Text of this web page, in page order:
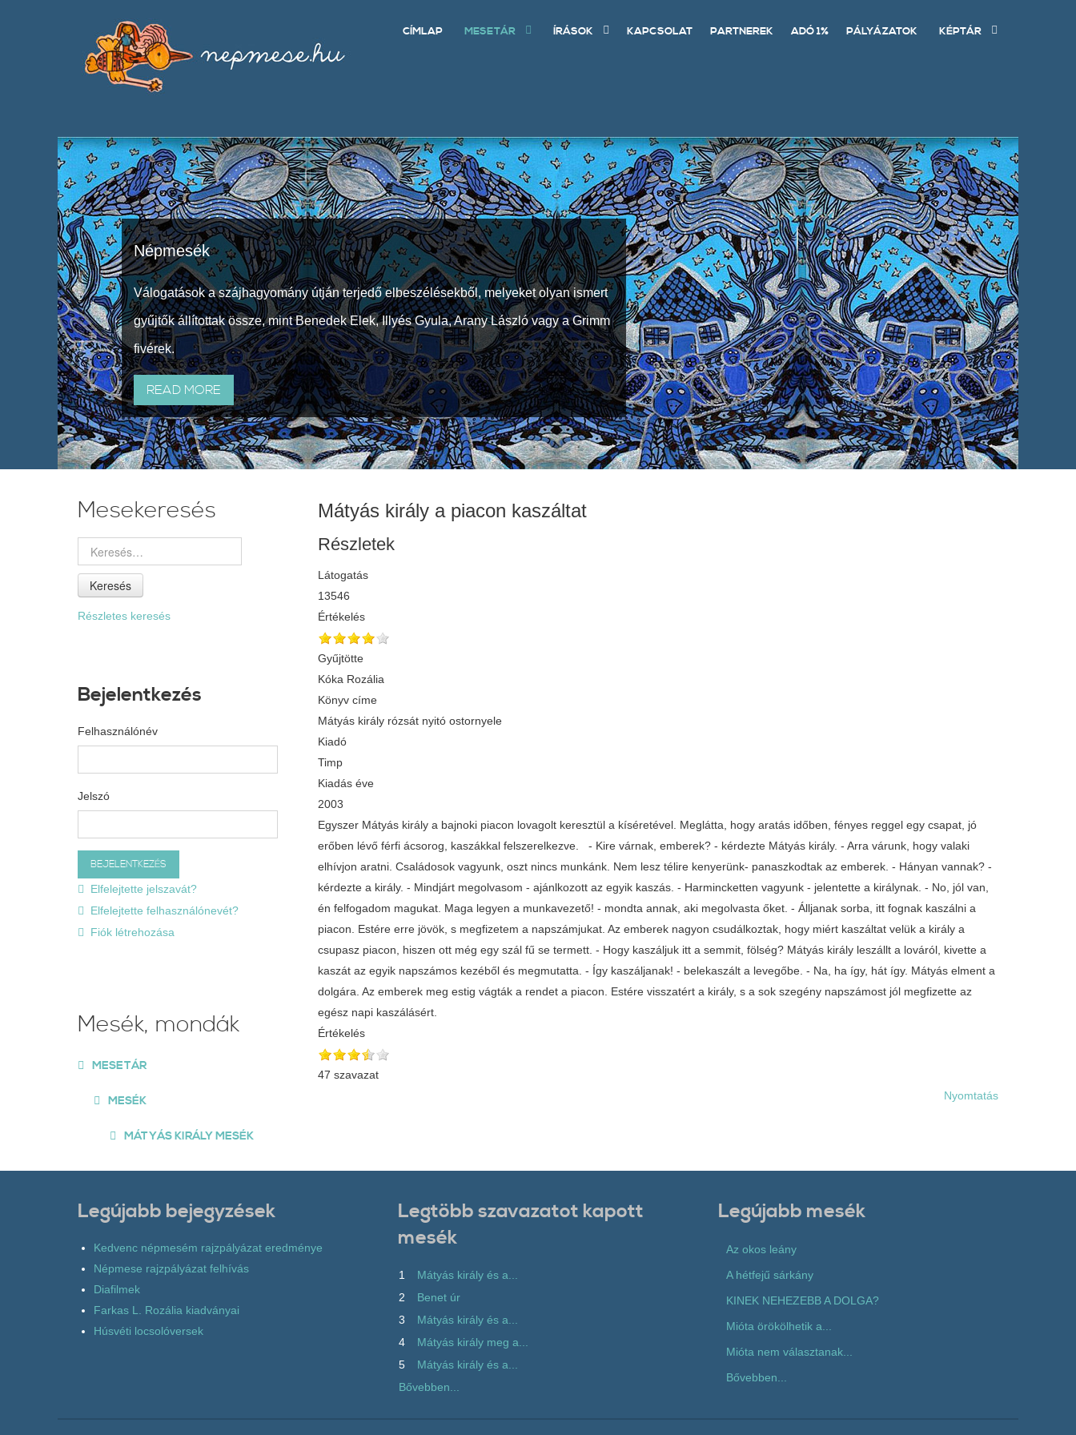
CÍMLAP MESETÁR ÍRÁSOK KAPCSOLAT PARTNEREK ADÓ 1% PÁLYÁZATOK KÉPTÁR
Népmesék
Válogatások a szájhagyomány útján terjedő elbeszélésekből, melyeket olyan ismert
gyűjtők állítottak össze, mint Benedek Elek, Illyés Gyula, Arany László vagy a Grimm
fivérek.
READ MORE
Mátyás király a piacon kaszáltat
Részletek
Látogatás
13546
Értékelés
Gyűjtötte
Kóka Rozália
Könyv címe
Mátyás király rózsát nyitó ostornyele
Kiadó
Timp
Kiadás éve
2003
Egyszer Mátyás király a bajnoki piacon lovagolt keresztül a kíséretével. Meglátta, hogy aratás időben, fényes reggel egy csapat, jó
erőben lévő férfi ácsorog, kaszákkal felszerelkezve. - Kire várnak, emberek? - kérdezte Mátyás király. - Arra várunk, hogy valaki
elhívjon aratni. Családosok vagyunk, oszt nincs munkánk. Nem lesz télire kenyerünk- panaszkodtak az emberek. - Hányan vannak? -
kérdezte a király. - Mindjárt megolvasom - ajánlkozott az egyik kaszás. - Harmincketten vagyunk - jelentette a királynak. - No, jól van,
én felfogadom magukat. Maga legyen a munkavezető! - mondta annak, aki megolvasta őket. - Álljanak sorba, itt fognak kaszálni a
piacon. Estére erre jövök, s megfizetem a napszámjukat. Az emberek nagyon csudálkoztak, hogy miért kaszáltat velük a király a
csupasz piacon, hiszen ott még egy szál fű se termett. - Hogy kaszáljuk itt a semmit, fölség? Mátyás király leszállt a lováról, kivette a
kaszát az egyik napszámos kezéből és megmutatta. - Így kaszáljanak! - belekaszált a levegőbe. - Na, ha így, hát így. Mátyás elment a
dolgára. Az emberek meg estig vágták a rendet a piacon. Estére visszatért a király, s a sok szegény napszámost jól megfizette az
egész napi kaszálásért.
Értékelés
47 szavazat
Nyomtatás
Mesekeresés
Keresés
Részletes keresés
Bejelentkezés
Felhasználónév
Jelszó
Elfelejtette jelszavát?
Elfelejtette felhasználónevét?
Fiók létrehozása
Mesék, mondák
MESETÁR
MESÉK
MÁTYÁS KIRÁLY MESÉK
Legújabb bejegyzések
Kedvenc népmesém rajzpályázat eredménye
Népmese rajzpályázat felhívás
Diafilmek
Farkas L. Rozália kiadványai
Húsvéti locsolóversek
Legtöbb szavazatot kapott
mesék
1
Mátyás király és a...
2
Benet úr
3
Mátyás király és a...
4
Mátyás király meg a...
5
Mátyás király és a...
Bővebben...
Legújabb mesék
Az okos leány
A hétfejű sárkány
KINEK NEHEZEBB A DOLGA?
Mióta örökölhetik a...
Mióta nem választanak...
Bővebben...